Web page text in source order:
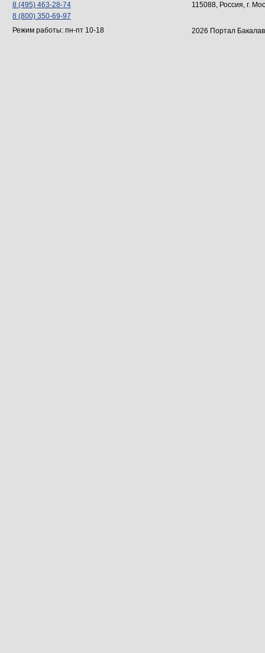
8 (495) 463-28-74
8 (800) 350-69-97
Режим работы: пн-пт 10-18
115088, Россия, г.
2026 Портал